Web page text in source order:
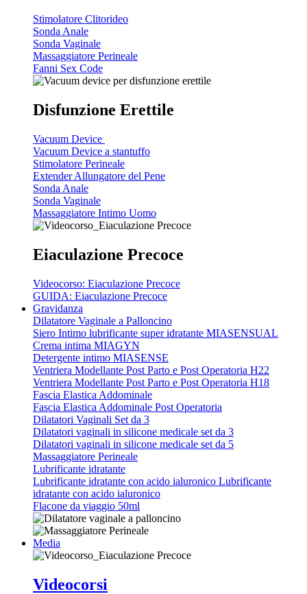
Stimolatore Clitorideo
Sonda Anale
Sonda Vaginale
Massaggiatore Perineale
Fanni Sex Code
Disfunzione Erettile
Vacuum Device
Vacuum Device a stantuffo
Stimolatore Perineale
Extender Allungatore del Pene
Sonda Anale
Sonda Vaginale
Massaggiatore Intimo Uomo
Eiaculazione Precoce
Videocorso: Eiaculazione Precoce
GUIDA: Eiaculazione Precoce
Gravidanza
Dilatatore Vaginale a Palloncino
Siero Intimo lubrificante super idratante MIASENSUAL
Crema intima MIAGYN
Detergente intimo MIASENSE
Ventriera Modellante Post Parto e Post Operatoria H22
Ventriera Modellante Post Parto e Post Operatoria H18
Fascia Elastica Addominale
Fascia Elastica Addominale Post Operatoria
Dilatatori Vaginali Set da 3
Dilatatori vaginali in silicone medicale set da 3
Dilatatori vaginali in silicone medicale set da 5
Massaggiatore Perineale
Lubrificante idratante
Lubrificante idratante con acido ialuronico Lubrificante
idratante con acido ialuronico
Flacone da viaggio 50ml
Media
Videocorsi